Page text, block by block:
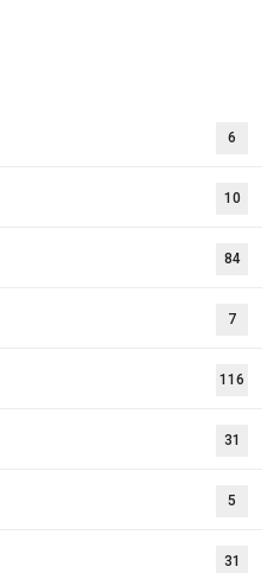
6
10
84
7
116
31
5
31